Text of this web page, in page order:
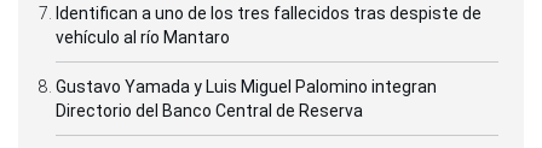
Identifican a uno de los tres fallecidos tras despiste de
vehículo al río Mantaro
Gustavo Yamada y Luis Miguel Palomino integran
Directorio del Banco Central de Reserva